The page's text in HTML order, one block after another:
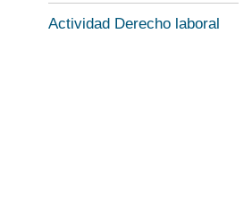
Actividad Derecho laboral